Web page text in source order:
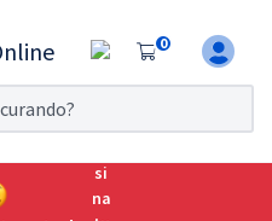
0
7 dias!
o Exame da